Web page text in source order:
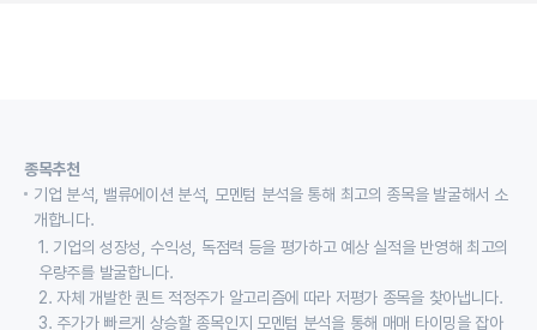
종목추천
기업 분석, 밸류에이션 분석, 모멘텀 분석을 통해 최고의 종목을 발굴해서 소
개합니다.
1. 기업의 성장성, 수익성, 독점력 등을 평가하고 예상 실적을 반영해 최고의
우량주를 발굴합니다.
2. 자체 개발한 퀀트 적정주가 알고리즘에 따라 저평가 종목을 찾아냅니다.
3. 주가가 빠르게 상승할 종목인지 모멘텀 분석을 통해 매매 타이밍을 잡아